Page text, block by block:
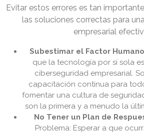
Evitar estos errores es tan
las soluciones correctas para
empresarial
Subestimar el Factor
que la tecnología por sí sola
ciberseguridad empresarial.
capacitación continua para
fomentar una cultura de
son la primera y a menudo la
No Tener un Plan de
Problema: Esperar a que